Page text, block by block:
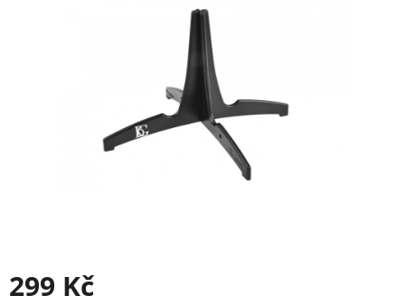
299 Kč